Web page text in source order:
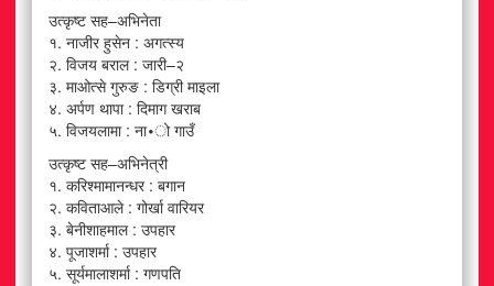
उत्कृष्ट सह–अभिनेता
१. नाजीर हुसेन : अगत्स्य
२. विजय बराल : जारी–२
३. माओत्से गुरुङ : डिग्री माइला
४. अर्पण थापा : दिमाग खराब
५. विजयलामा : ना∙ो गाउँ
उत्कृष्ट सह–अभिनेत्री
१. करिश्मामानन्धर : बगान
२. कविताआले : गोर्खा वारियर
३. बेनीशाहमाल : उपहार
४. पूजाशर्मा : उपहार
५. सूर्यमालाशर्मा : गणपति